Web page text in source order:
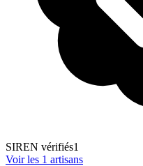
SIREN vérifiés1
Voir les 1 artisans